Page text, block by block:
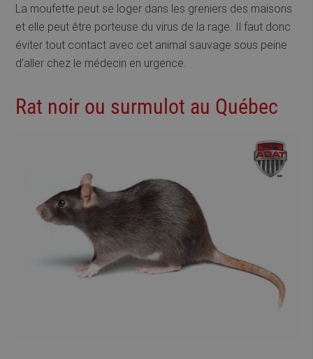
La moufette peut se loger dans les greniers des maisons
et elle peut être porteuse du virus de la rage. Il faut donc
éviter tout contact avec cet animal sauvage sous peine
d’aller chez le médecin en urgence.
Rat noir ou surmulot au Québec